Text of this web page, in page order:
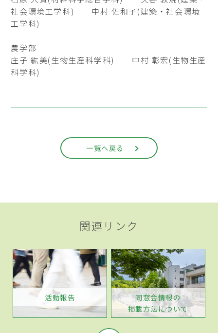
社会環境工学科) 中村 佐和子(建築・社会環境
工学科)
農学部
庄子 紘美(生物生産科学科) 中村 彰宏(生物生産
科学科)
一覧へ戻る
関連リンク
活動報告
同窓会情報の
掲載方法について